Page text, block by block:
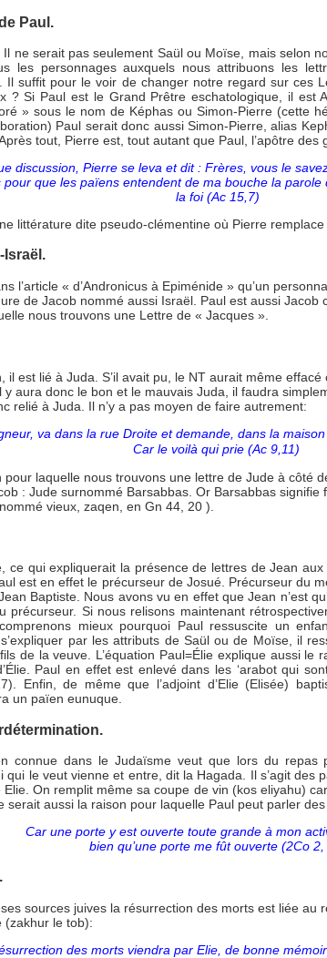
Paul.
ne serait pas seulement Saül ou Moïse, mais selon
les personnages auxquels nous attribuons les
Il suffit pour le voir de changer notre regard sur ces
? Si Paul est le Grand Prêtre eschatologique, il est
» sous le nom de Képhas ou Simon-Pierre (cette
Paul serait donc aussi Simon-Pierre, alias
tout, Pierre est, tout autant que Paul, l’apôtre des
discussion, Pierre se leva et dit : Frères, vous le
pour que les païens entendent de ma bouche la
la foi (Ac 15,7)
littérature dite pseudo-clémentine où Pierre remplace
Israël.
l’article « d’Andronicus à Epiménide » qu’un
de Jacob nommé aussi Israël. Paul est aussi Jacob
nous trouvons une Lettre de « Jacques ».
il est lié à Juda. S’il avait pu, le NT aurait même
y aura donc le bon et le mauvais Juda, il faudra
relié à Juda. Il n’y a pas moyen de faire autrement:
va dans la rue Droite et demande, dans la
Car le voilà qui prie (Ac 9,11)
pour laquelle nous trouvons une lettre de Jude à côté
: Jude surnommé Barsabbas. Or Barsabbas signifie
vieux, zaqen, en Gn 44, 20 ).
ce qui expliquerait la présence de lettres de Jean
est en effet le précurseur de Josué. Précurseur du
Baptiste. Nous avons vu en effet que Jean n’est
précurseur. Si nous relisons maintenant
mieux pourquoi Paul ressuscite un
par les attributs de Saül ou de Moïse, il
de la veuve. L’équation Paul=Élie explique aussi le
Paul en effet est enlevé dans les ‘arabot qui
Enfin, de même que l’adjoint d’Elie (Elisée)
un païen eunuque.
connue dans le Judaïsme veut que lors du
qui le veut vienne et entre, dit la Hagada. Il s’agit des
Elie. On remplit même sa coupe de vin (kos eliyahu)
serait aussi la raison pour laquelle Paul peut parler
Car une porte y est ouverte toute grande à mon
bien qu’une porte me fût ouverte (2Co 2,
sources juives la résurrection des morts est liée au
(zakhur le tob):
des morts viendra par Elie, de bonne